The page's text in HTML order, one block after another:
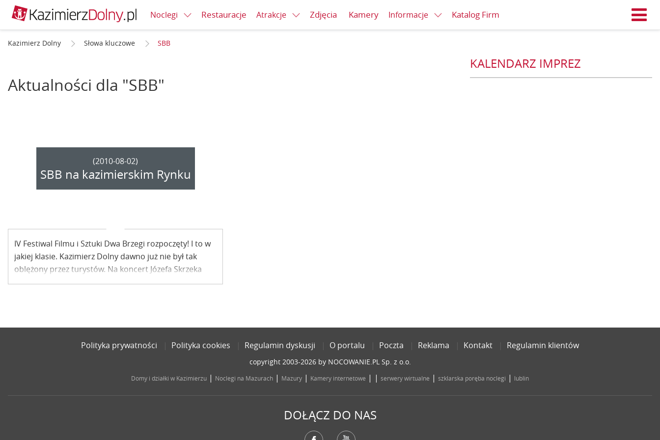
Noclegi Restauracje Atrakcje Zdjęcia Kamery Informacje Katalog Firm
Kazimierz Dolny Słowa kluczowe SBB
Aktualności dla "SBB"
(2010-08-02)
SBB na kazimierskim Rynku
IV Festiwal Filmu i Sztuki Dwa Brzegi rozpoczęty! I to w
jakiej klasie. Kazimierz Dolny dawno już nie był tak
oblężony przez turystów. Na koncert Józefa Skrzeka
przybyły tłumy.
KALENDARZ IMPREZ
Polityka prywatności Polityka cookies Regulamin dyskusji O portalu Poczta Reklama Kontakt Regulamin klientów
copyright 2003-2026 by NOCOWANIE.PL Sp. z o.o.
Domy i działki w Kazimierzu | Noclegi na Mazurach | Mazury | Kamery internetowe | | serwery wirtualne | szklarska poręba noclegi | lublin
DOŁĄCZ DO NAS